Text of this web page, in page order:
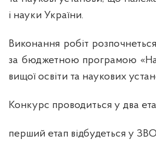
і науки України.
Виконання робіт
за бюджетною програмою
вищої освіти та наукових
Конкурс проводиться у два
перший етап відбудеться у